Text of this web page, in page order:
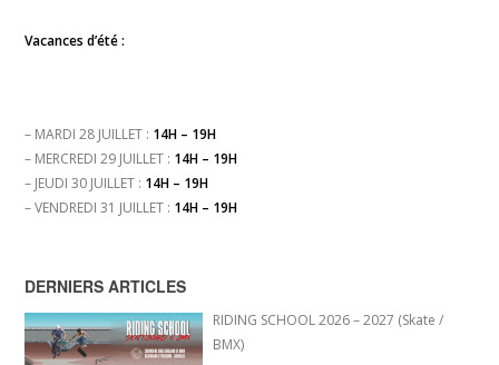
Vacances d’été :
– MARDI 28 JUILLET : 14H – 19H
– MERCREDI 29 JUILLET : 14H – 19H
– JEUDI 30 JUILLET : 14H – 19H
– VENDREDI 31 JUILLET : 14H – 19H
DERNIERS ARTICLES
RIDING SCHOOL 2026 – 2027 (Skate /
BMX)